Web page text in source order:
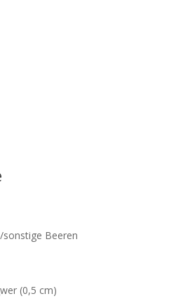
sonstige Beeren
(0,5 cm)